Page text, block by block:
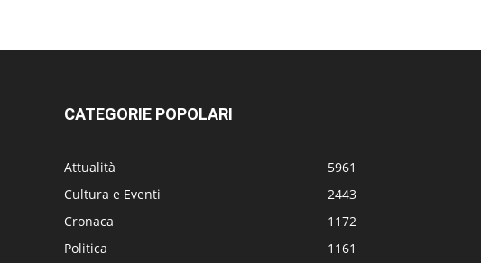
CATEGORIE POPOLARI
Attualità
5961
Cultura e Eventi
2443
Cronaca
1172
Politica
1161